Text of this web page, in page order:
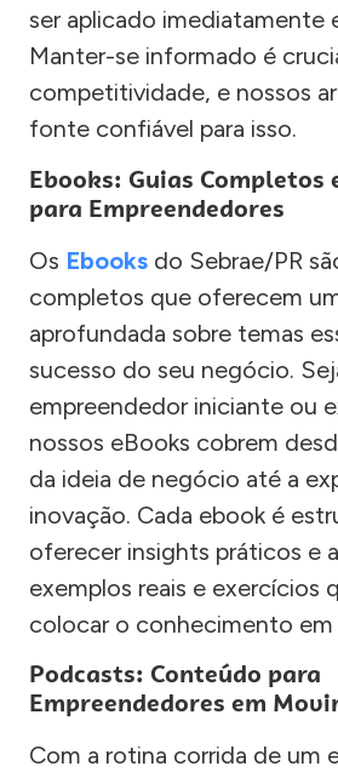
ser aplicado imediatamente
Manter-se informado é
competitividade, e nossos
fonte confiável para isso.
Ebooks: Guias Completos
para Empreendedores
Os Ebooks do Sebrae/PR
completos que oferecem
aprofundada sobre temas
sucesso do seu negócio.
empreendedor iniciante ou
nossos eBooks cobrem
da ideia de negócio até a
inovação. Cada ebook é
oferecer insights práticos e
exemplos reais e exercícios
colocar o conhecimento em
Podcasts: Conteúdo para
Empreendedores em
Com a rotina corrida de um